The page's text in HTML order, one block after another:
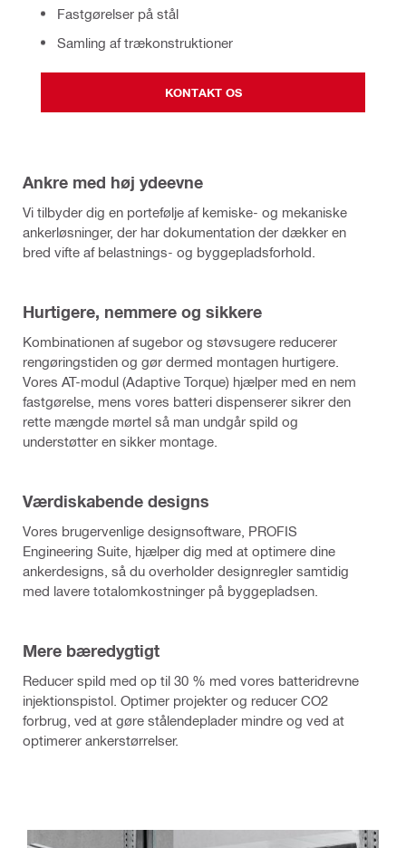
Fastgørelser på stål
Samling af trækonstruktioner
KONTAKT OS
Ankre med høj ydeevne
Vi tilbyder dig en portefølje af kemiske- og mekaniske
ankerløsninger, der har dokumentation der dækker en
bred vifte af belastnings- og byggepladsforhold.
Hurtigere, nemmere og sikkere
Kombinationen af sugebor og støvsugere reducerer
rengøringstiden og gør dermed montagen hurtigere.
Vores AT-modul (Adaptive Torque) hjælper med en nem
fastgørelse, mens vores batteri dispenserer sikrer den
rette mængde mørtel så man undgår spild og
understøtter en sikker montage.
Værdiskabende designs
Vores brugervenlige designsoftware, PROFIS
Engineering Suite, hjælper dig med at optimere dine
ankerdesigns, så du overholder designregler samtidig
med lavere totalomkostninger på byggepladsen.
Mere bæredygtigt
Reducer spild med op til 30 % med vores batteridrevne
injektionspistol. Optimer projekter og reducer CO2
forbrug, ved at gøre stålendeplader mindre og ved at
optimerer ankerstørrelser.